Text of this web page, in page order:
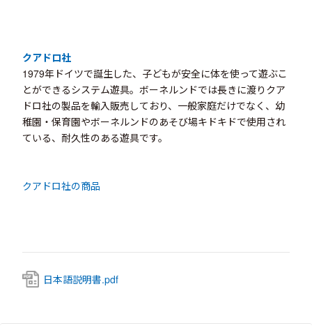
クアドロ社
1979年ドイツで誕生した、子どもが安全に体を使って遊ぶこ
とができるシステム遊具。ボーネルンドでは長きに渡りクア
ドロ社の製品を輸入販売しており、一般家庭だけでなく、幼
稚園・保育園やボーネルンドのあそび場キドキドで使用され
ている、耐久性のある遊具です。
クアドロ社の商品
日本語説明書.pdf